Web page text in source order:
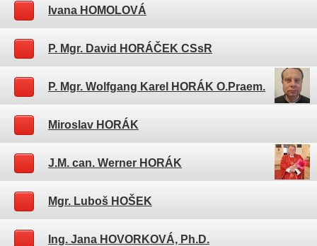
Ivana HOMOLOVÁ
P. Mgr. David HORÁČEK CSsR
P. Mgr. Wolfgang Karel HORÁK O.Praem.
Miroslav HORÁK
J.M. can. Werner HORÁK
Mgr. Luboš HOŠEK
Ing. Jana HOVORKOVÁ, Ph.D.